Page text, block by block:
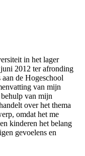
in het lager
2012 ter afronding
de Hogeschool
van mijn
van mijn
over het thema
omdat het me
kinderen het belang
gevoelens en